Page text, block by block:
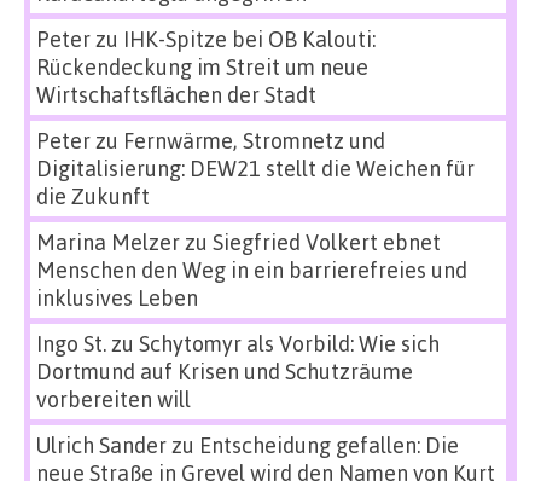
Peterzu IHK-Spitze bei OB Kalouti:
Rückendeckung im Streit um neue
Wirtschaftsflächen der Stadt
Peterzu Fernwärme, Stromnetz und
Digitalisierung: DEW21 stellt die Weichen für
die Zukunft
Marina Melzerzu Siegfried Volkert ebnet
Menschen den Weg in ein barrierefreies und
inklusives Leben
Ingo St.zu Schytomyr als Vorbild: Wie sich
Dortmund auf Krisen und Schutzräume
vorbereiten will
Ulrich Sanderzu Entscheidung gefallen: Die
neue Straße in Grevel wird den Namen von Kurt